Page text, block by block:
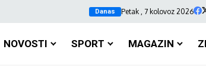
Danas Petak , 7 kolovoz 2026
NOVOSTI SPORT MAGAZIN